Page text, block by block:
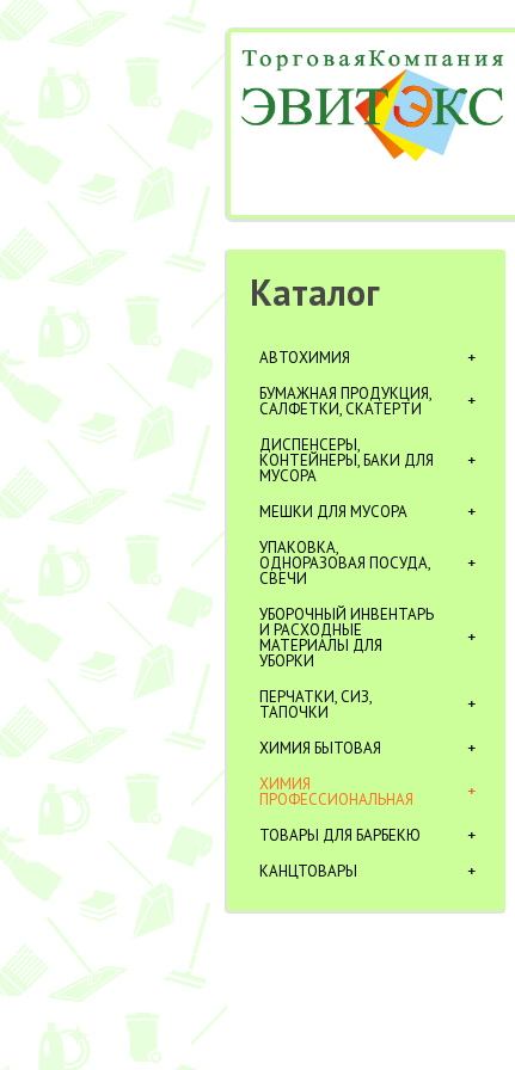
Каталог
АВТОХИМИЯ
БУМАЖНАЯ ПРОДУКЦИЯ,
САЛФЕТКИ, СКАТЕРТИ
ДИСПЕНСЕРЫ,
КОНТЕЙНЕРЫ, БАКИ ДЛЯ
МУСОРА
МЕШКИ ДЛЯ МУСОРА
УПАКОВКА,
ОДНОРАЗОВАЯ ПОСУДА,
СВЕЧИ
УБОРОЧНЫЙ ИНВЕНТАРЬ
И РАСХОДНЫЕ
МАТЕРИАЛЫ ДЛЯ
УБОРКИ
ПЕРЧАТКИ, СИЗ,
ТАПОЧКИ
ХИМИЯ БЫТОВАЯ
ХИМИЯ
ПРОФЕССИОНАЛЬНАЯ
ТОВАРЫ ДЛЯ БАРБЕКЮ
КАНЦТОВАРЫ